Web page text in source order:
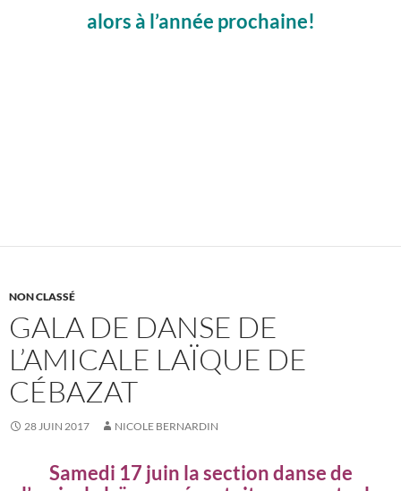
alors à l’année prochaine!
NON CLASSÉ
GALA DE DANSE DE
L’AMICALE LAÏQUE DE
CÉBAZAT
28 JUIN 2017 NICOLE BERNARDIN
Samedi 17 juin la section danse de